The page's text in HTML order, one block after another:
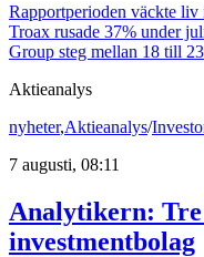
Rapportperioden väckte liv
Troax rusade 37% under
Group steg mellan 18 till
Aktieanalys
nyheter,Aktieanalys/
7 augusti, 08:11
Analytikern:
investmentbolag